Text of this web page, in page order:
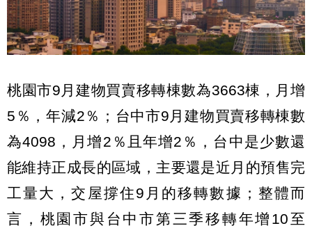
桃園市9月建物買賣移轉棟數為3663棟，月增
5％，年減2％；台中市9月建物買賣移轉棟數
為4098，月增2％且年增2％，台中是少數還
能維持正成長的區域，主要還是近月的預售完
工量大，交屋撐住9月的移轉數據；整體而
言，桃園市與台中市第三季移轉年增10至